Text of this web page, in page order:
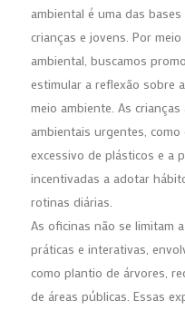
ambiental é uma das
crianças e jovens. Por
ambiental, buscamos
estimular a reflexão sobre
meio ambiente. As
ambientais urgentes,
excessivo de plásticos e a
incentivadas a adotar
rotinas diárias.
As oficinas não se limitam
práticas e interativas,
como plantio de árvores,
de áreas públicas. Essas